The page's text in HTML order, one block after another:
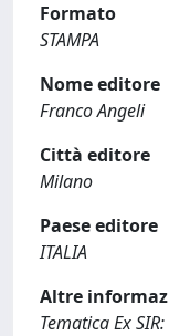
Formato
STAMPA
Nome editore
Franco Angeli
Città editore
Milano
Paese editore
ITALIA
Altre
Tematica Ex